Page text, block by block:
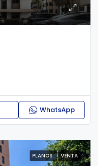
WhatsApp
PLANOS VENTA